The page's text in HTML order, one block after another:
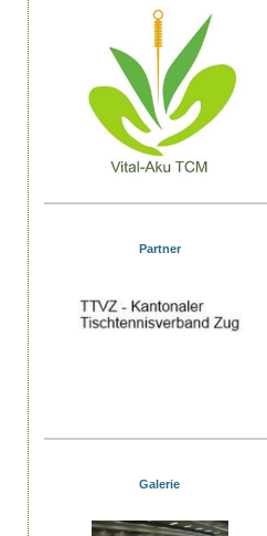
Club Noi
Partner
Galerie